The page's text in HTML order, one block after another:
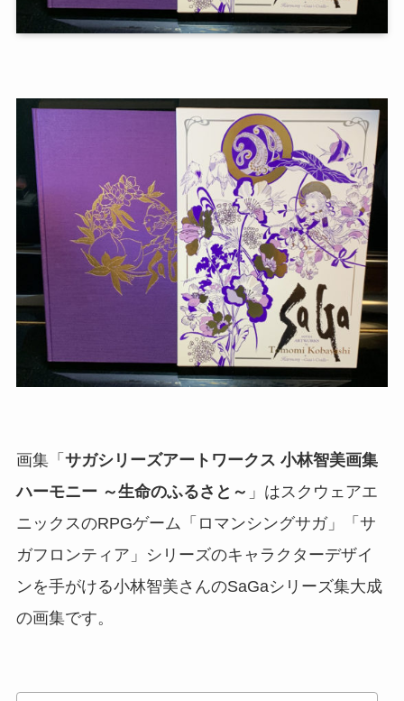
画集「 サガシリーズアートワークス 小林智美画集
ハーモニー ～生命のふるさと～ 」はスクウェアエ
ニックスのRPGゲーム「ロマンシングサガ」「サ
ガフロンティア」シリーズのキャラクターデザイ
ンを手がける小林智美さんのSaGaシリーズ集大成
の画集です。